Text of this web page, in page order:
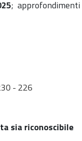
;
- 226
sia riconoscibile